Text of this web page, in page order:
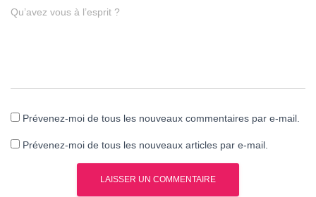
Qu’avez vous à l’esprit ?
Prévenez-moi de tous les nouveaux commentaires par e-mail.
Prévenez-moi de tous les nouveaux articles par e-mail.